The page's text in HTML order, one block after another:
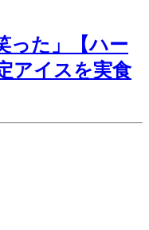
った」【ハー
アイスを実食